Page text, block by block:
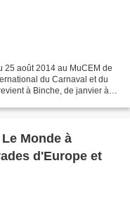
25 août 2014 au MuCEM de
du Carnaval et du
à Binche, de janvier à